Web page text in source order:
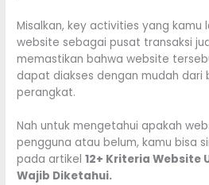
Misalkan, key activities yang kamu
website sebagai pusat transaksi
memastikan bahwa website
dapat diakses dengan mudah dari
perangkat.
Nah untuk mengetahui apakah
pengguna atau belum, kamu bisa
pada artikel12+ Kriteria Website
Wajib Diketahui.